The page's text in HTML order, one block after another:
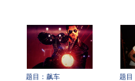
题目： 飙车
题目